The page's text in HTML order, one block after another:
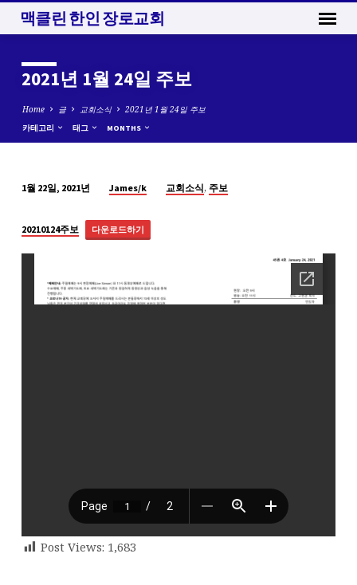
맥클린 한인 장로교회
2021년 1월 24일 주보
Home 글 교회소식 2021년 1월 24일 주보
카테고리 태그 MONTHS
년
1
일
1월 22일, 2021년 James/k 교회소식, 주보
20210124주보 다운로드하기
Post Views: 1,683